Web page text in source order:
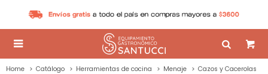

Home Catálogo Herramientas de cocina Menaje Cazos y Cacerolas